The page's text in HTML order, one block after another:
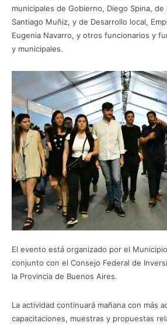
municipales de Gobierno, Diego Spina,
Santiago Muñiz, y de Desarrollo local,
Eugenia Navarro, y otros funcionarios y
y municipales.
El evento está organizado por el
conjunto con el Consejo Federal de
la Provincia de Buenos Aires.
La actividad continuará mañana con más
capacitaciones, muestras y propuestas